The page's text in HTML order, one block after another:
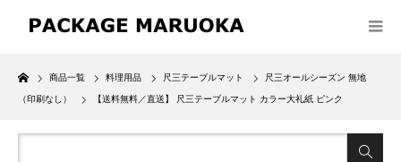
Home
商品一覧 料理用品 尺三テーブルマット 尺三オールシーズン 無地
（印刷なし） 【送料無料／直送】 尺三テーブルマット カラー大礼紙 ピンク